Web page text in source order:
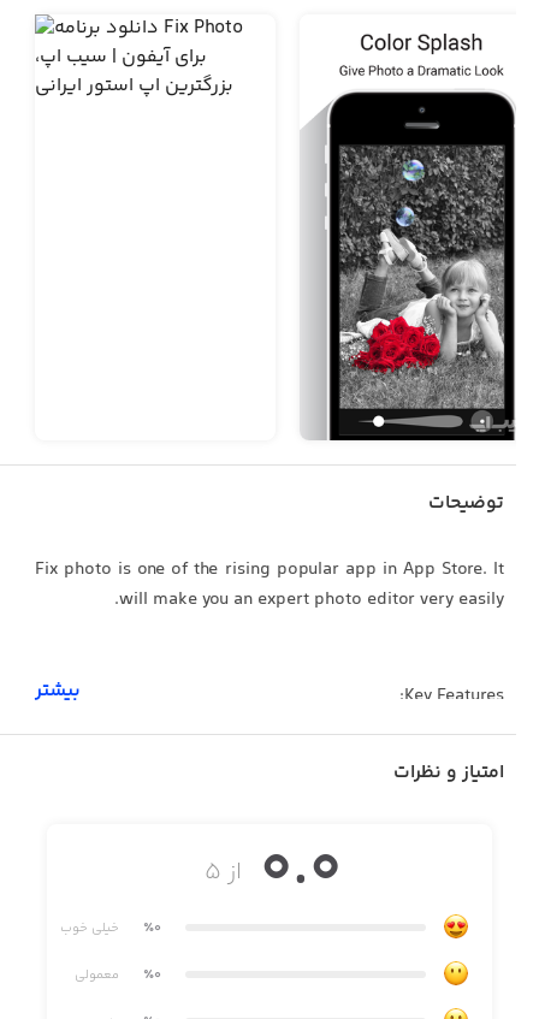
توضیحات
Fix photo is one of the rising popular app in App Store. It
will make you an expert photo editor very easily.
Key Features:
- Full and All-in-one Photo Editor Pack.
- Change your picture resolution to save space in your
phone.
بیشتر
امتیاز و نظرات
از ۵ 0.0
٪0 خیلی خوب
٪0 معمولی